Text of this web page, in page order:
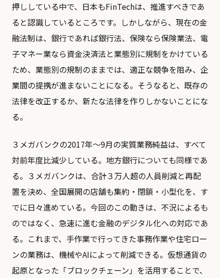
押ししている中で、日本もFinTechは、推進すべきであ
ると認識しているところです。しかしながら、現在の金
融法制は、銀行であれば銀行法、保険なら保険業法、電
子マネー業なら資金決済法と業態別に規制をかけている
ため、業態別の規制のままでは、適正な競争を阻み、企
業間の提携が進まないことになる。そうなると、既存の
法律を改正するか、新たな法律を作りしかないことにな
る。
３メガバンクの2017年～9月の実質業務純益は、すべて
対前年度比減少している。地方銀行についても同様であ
る。３メガバンクは、合計３万人超の人員削減と再配
置を決め、全国展開の店舗も集約・閉鎖・小型化を、す
でに日々進めている。今回のこの動きは、不況によるも
のではなく、急速に進む金融のデジタル化への対応であ
る。これまで、手作業で行ってきた事務作業や住宅ロー
ンの業務は、機械やAIによって削減できる。仮想通貨の
起原となった「ブロックチェーン」を活用することで、